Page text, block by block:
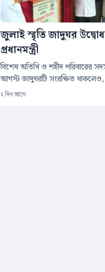
জুলাই স্মৃতি জাদুঘর
প্রধানমন্ত্রী
বিশেষ অতিথি ও শহীদ পরিবারের
আগস্ট জাদুঘরটি সংরক্ষিত
২ দিন আগে